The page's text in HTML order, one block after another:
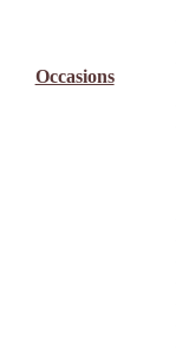
Occasions